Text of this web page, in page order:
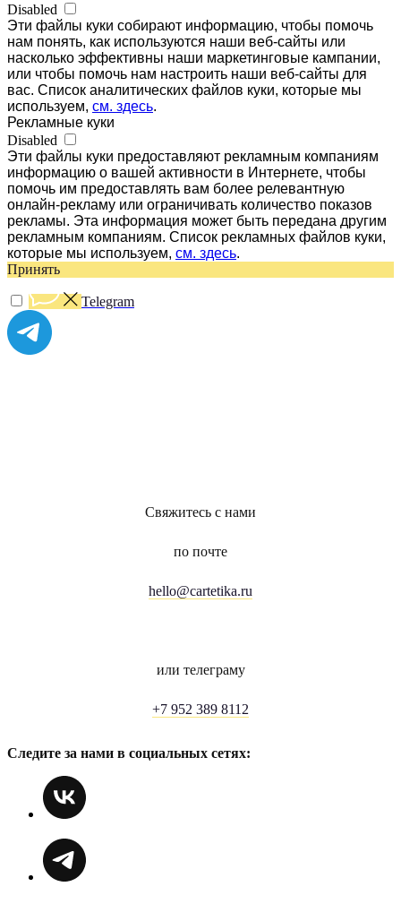
Disabled
Эти файлы куки собирают информацию, чтобы помочь
нам понять, как используются наши веб-сайты или
насколько эффективны наши маркетинговые кампании,
или чтобы помочь нам настроить наши веб-сайты для
вас. Список аналитических файлов куки, которые мы
используем, см. здесь.
Рекламные куки
Disabled
Эти файлы куки предоставляют рекламным компаниям
информацию о вашей активности в Интернете, чтобы
помочь им предоставлять вам более релевантную
онлайн-рекламу или ограничивать количество показов
рекламы. Эта информация может быть передана другим
рекламным компаниям. Список рекламных файлов куки,
которые мы используем, см. здесь.
Принять
Telegram
Свяжитесь с нами
по почте
hello@cartetika.ru
или телеграму
+7 952 389 8112
Следите за нами в социальных сетях: